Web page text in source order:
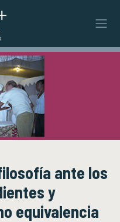
ante los
y
equivalencia